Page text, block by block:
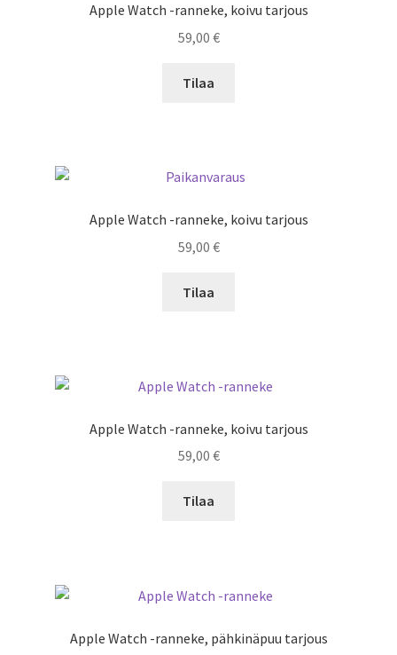
Apple Watch -ranneke, koivu tarjous
59,00 €
Tilaa
Apple Watch -ranneke, koivu tarjous
59,00 €
Tilaa
Apple Watch -ranneke, koivu tarjous
59,00 €
Tilaa
Apple Watch -ranneke, pähkinäpuu tarjous